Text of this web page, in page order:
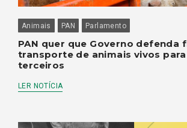
Animais PAN Parlamento
PAN quer que Governo defenda
transporte de animais vivos
terceiros
LER NOTÍCIA